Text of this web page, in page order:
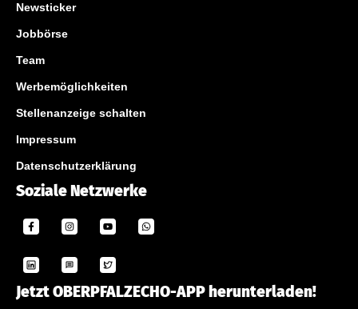
Newsticker
Jobbörse
Team
Werbemöglichkeiten
Stellenanzeige schalten
Impressum
Datenschutzerklärung
Soziale Netzwerke
Jetzt OBERPFALZECHO-APP herunterladen!